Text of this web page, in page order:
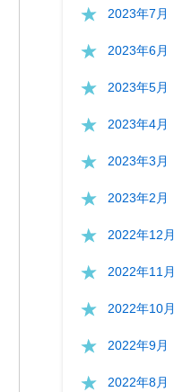
2023年7月
2023年6月
2023年5月
2023年4月
2023年3月
2023年2月
2022年12月
2022年11月
2022年10月
2022年9月
2022年8月